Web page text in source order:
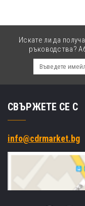
Искате ли да
ръководства?
СВЪРЖЕТЕ СЕ С
info@cdrmarket.bg